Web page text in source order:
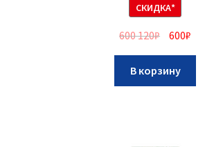
СКИДКА*
600 120₽ 600₽
В корзину